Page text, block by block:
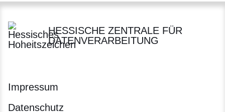
HESSISCHE ZENTRALE FÜR
DATENVERARBEITUNG
Impressum
Datenschutz